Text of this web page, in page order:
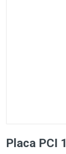
Placa PCI